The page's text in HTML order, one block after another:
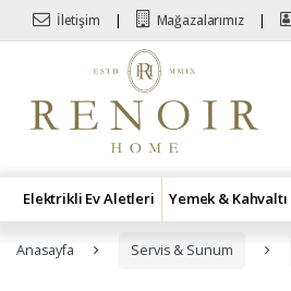
Skip to navigation
Skip to content
İletişim Mağazalarımız
Elektrikli Ev Aletleri Yemek & Kahvaltı
Anasayfa Servis & Sunum